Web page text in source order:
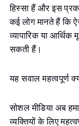
हिस्सा हैं और इस
कई लोग मानते हैं कि
व्यापारिक या आर्थिक
सकती हैं।
यह सवाल महत्वपूर्ण
सोशल मीडिया अब
व्यक्तियों के लिए